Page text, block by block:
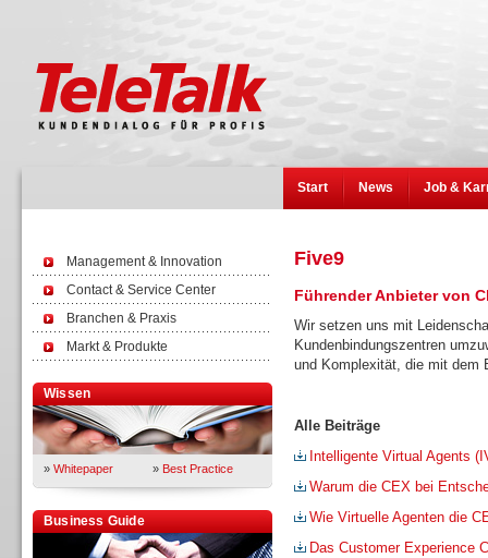
Start News Job &
Management & Innovation
Contact & Service Center
Branchen & Praxis
Markt & Produkte
Wissen
» Whitepaper » Best Practice
Business Guide
Five9
Führender Anbieter von
Wir setzen uns mit
Kundenbindungszentren
und Komplexität, die mit dem
Alle Beiträge
Intelligente Virtual Agents
Warum die CEX bei
Wie Virtuelle Agenten die
Das Customer Experience